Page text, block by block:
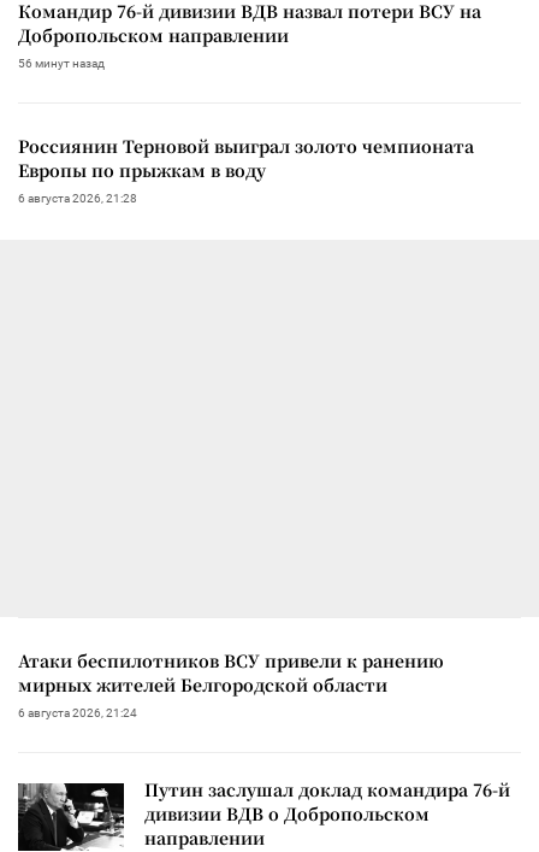
Командир 76-й дивизии ВДВ назвал потери ВСУ на
Добропольском направлении
56 минут назад
Россиянин Терновой выиграл золото чемпионата
Европы по прыжкам в воду
6 августа 2026, 21:28
Атаки беспилотников ВСУ привели к ранению
мирных жителей Белгородской области
6 августа 2026, 21:24
Путин заслушал доклад командира 76-й
дивизии ВДВ о Добропольском
направлении